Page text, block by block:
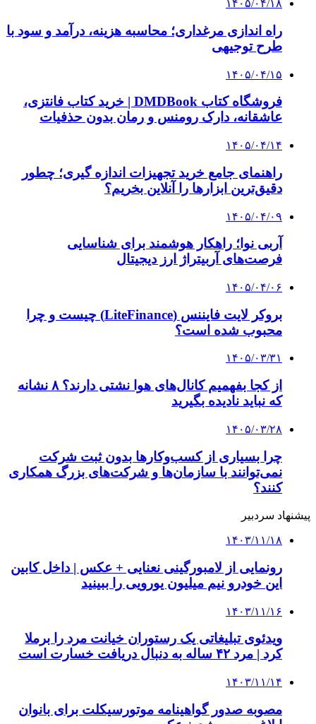
رونمایی از لامبورگینی نعنایی + عکس | داخل کابین
این خودرو نیم میلیون یورویی را ببینید
۱۴۰۳/۱۱/۱۶
ویدئوی تبلیغاتی یک رستوران خیانت مرد را برملا
کرد | مرد ۴۲ ساله به دنبال دریافت خسارت است
۱۴۰۳/۱۱/۱۴
مصوبه صدور گواهینامه موتورسیکلت برای بانوان
ابلاغ رسمی شد + عکس
۱۴۰۳/۱۱/۱۳
نسل جدیدی از مدیران فیلمبرداری در فجر ۴۴ |
۱۴۰۳/۱۱/۱۲
این مواد غذایی باعث تشکیل سنگ کلیه می‌شوند
کلیه حقوق متعلق به راهیان اقتصادی می باشد
دکمه بازگشت به بالا